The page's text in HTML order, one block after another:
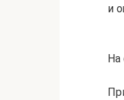
и
На